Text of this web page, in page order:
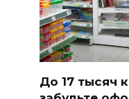
До 17 тысяч